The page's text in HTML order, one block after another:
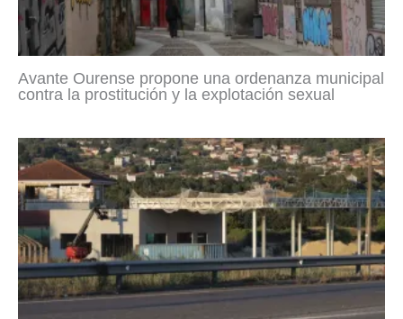
Avante Ourense propone una ordenanza municipal
contra la prostitución y la explotación sexual